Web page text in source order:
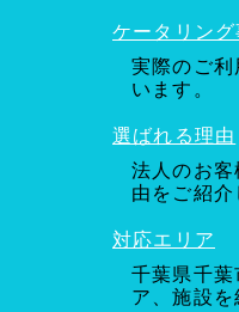
ケータリン
実際のご
います。
選ばれる理由
法人のお
由をご紹介
対応エリア
千葉県千
ア、施設を